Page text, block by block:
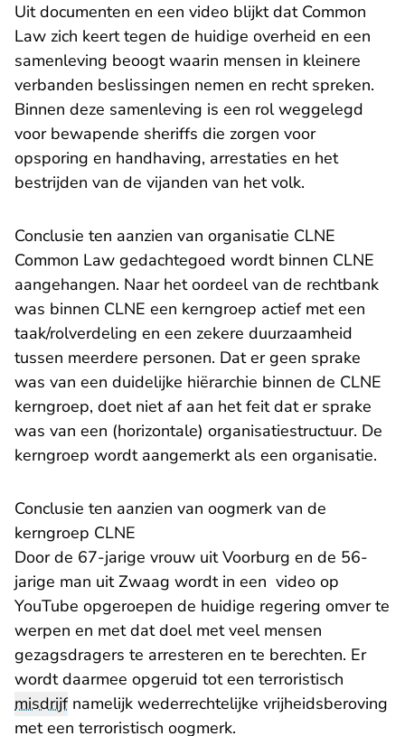
Uit documenten en een video blijkt dat Common
Law zich keert tegen de huidige overheid en een
samenleving beoogt waarin mensen in kleinere
verbanden beslissingen nemen en recht spreken.
Binnen deze samenleving is een rol weggelegd
voor bewapende sheriffs die zorgen voor
opsporing en handhaving, arrestaties en het
bestrijden van de vijanden van het volk.
Conclusie ten aanzien van organisatie CLNE
Common Law gedachtegoed wordt binnen CLNE
aangehangen. Naar het oordeel van de rechtbank
was binnen CLNE een kerngroep actief met een
taak/rolverdeling en een zekere duurzaamheid
tussen meerdere personen. Dat er geen sprake
was van een duidelijke hiërarchie binnen de CLNE
kerngroep, doet niet af aan het feit dat er sprake
was van een (horizontale) organisatiestructuur. De
kerngroep wordt aangemerkt als een organisatie.
Conclusie ten aanzien van oogmerk van de
kerngroep CLNE
Door de 67-jarige vrouw uit Voorburg en de 56-
jarige man uit Zwaag wordt in een video op
YouTube opgeroepen de huidige regering omver te
werpen en met dat doel met veel mensen
gezagsdragers te arresteren en te berechten. Er
wordt daarmee opgeruid tot een terroristisch
misdrijfnamelijk wederrechtelijke vrijheidsberoving
met een terroristisch oogmerk.